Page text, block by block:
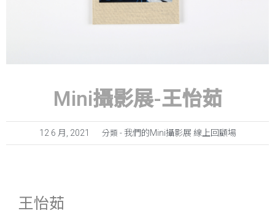
Mini攝影展-王怡茹
12 6 月, 2021 分類 - 我們的Mini攝影展 線上回顧場
王怡茹